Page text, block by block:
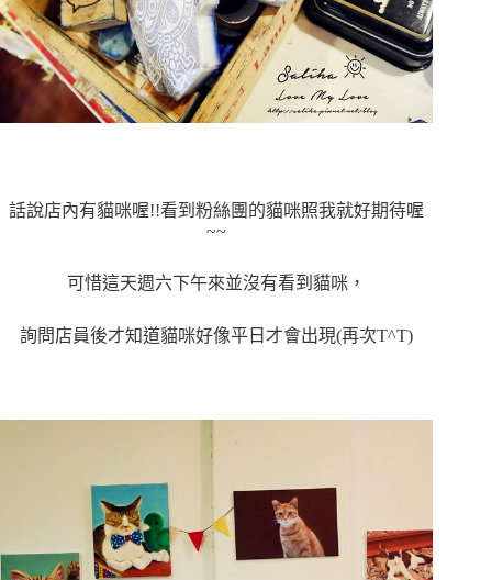
話說店內有貓咪喔!!看到粉絲團的貓咪照我就好期待喔
~~
可惜這天週六下午來並沒有看到貓咪，
詢問店員後才知道貓咪好像平日才會出現(再次T^T)